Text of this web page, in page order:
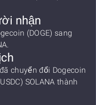
nhận
(DOGE) sang
chuyển đổi Dogecoin
SOLANA thành